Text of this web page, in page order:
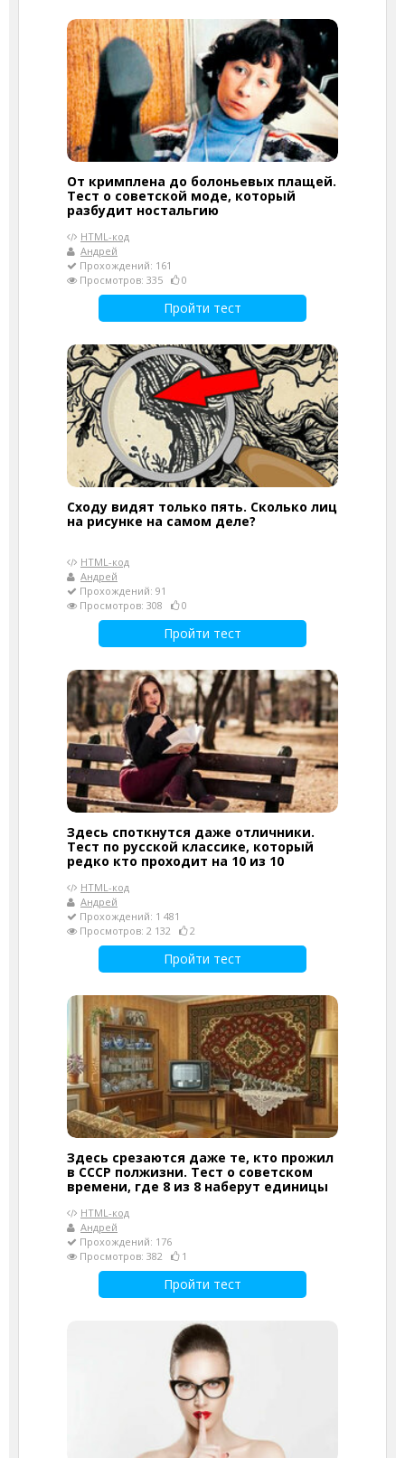
От кримплена до болоньевых плащей.
Тест о советской моде, который
разбудит ностальгию
HTML-код
Андрей
Прохождений: 161
Просмотров: 335
0
Пройти тест
Сходу видят только пять. Сколько лиц
на рисунке на самом деле?
HTML-код
Андрей
Прохождений: 91
Просмотров: 308
0
Пройти тест
Здесь споткнутся даже отличники.
Тест по русской классике, который
редко кто проходит на 10 из 10
HTML-код
Андрей
Прохождений: 1 481
Просмотров: 2 132
2
Пройти тест
Здесь срезаются даже те, кто прожил
в СССР полжизни. Тест о советском
времени, где 8 из 8 наберут единицы
HTML-код
Андрей
Прохождений: 176
Просмотров: 382
1
Пройти тест